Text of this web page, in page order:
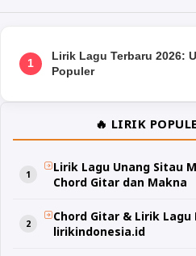
1
Lirik Lagu Terbaru 2026:
Populer
🔥 LIRIK
Lirik Lagu Unang Sitau
Chord Gitar dan Makna
Chord Gitar & Lirik Lagu
lirikindonesia.id